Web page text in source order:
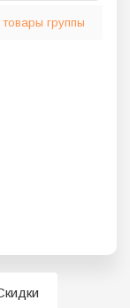
группы